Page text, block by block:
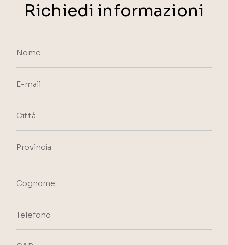
Richiedi informazioni